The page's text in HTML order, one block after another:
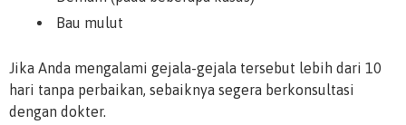
Bau mulut
Jika Anda mengalami gejala-gejala tersebut lebih dari 10
hari tanpa perbaikan, sebaiknya segera berkonsultasi
dengan dokter.